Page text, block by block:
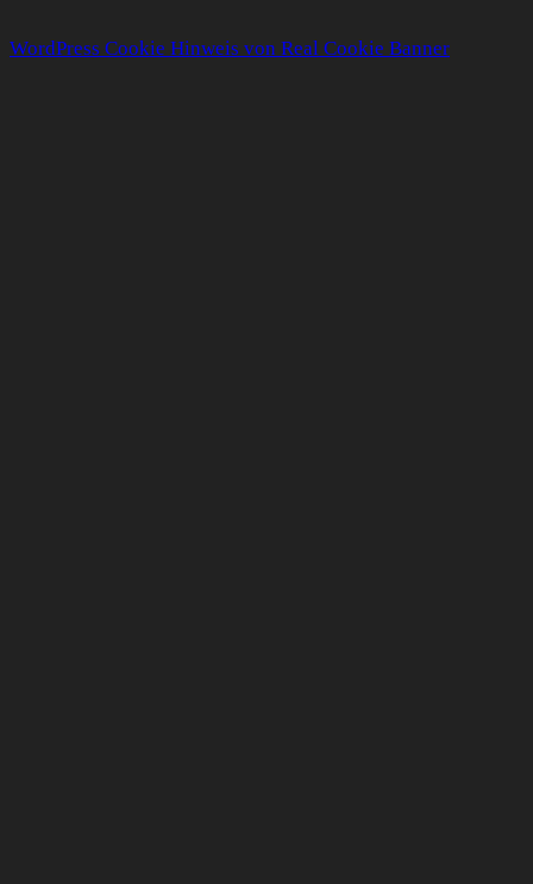
WordPress Cookie Hinweis von Real Cookie Banner